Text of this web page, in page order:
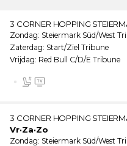
Onoverdekte tribune
Genummerde
Video muur
Dit ticket wordt als e-
3 CORNER HOPPING
Zondag Steiermark Süd/West
Zaterdag Start/Ziel Tribune
Vrijdag Red Bull C/D/E Tribune
Ticketinformatie:
Dit ticket is geldig op:
3 CORNER HOPPING
Vr·Za·Zo
Zondag Steiermark Süd/West